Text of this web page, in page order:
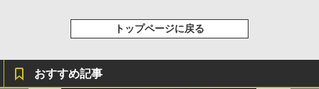
トップページに戻る
おすすめ記事